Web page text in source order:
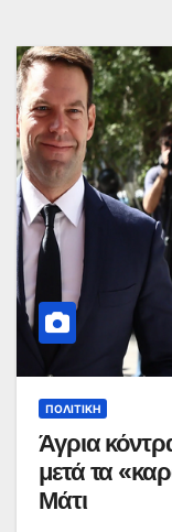
ΠΟΛΙΤΙΚΉ
Άγρια
μετά τα
Μάτι